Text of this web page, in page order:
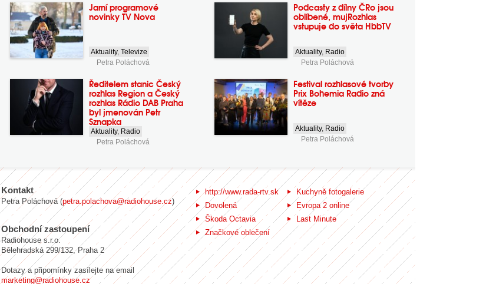
Jarní programové
novinky TV Nova
Aktuality,Televize
Petra Poláchová
Podcasty z dílny ČRo jsou
oblíbené, mujRozhlas
vstupuje do světa HbbTV
Aktuality, Radio
Petra Poláchová
Ředitelem stanic Český
rozhlas Region a Český
rozhlas Rádio DAB Praha
byl jmenován Petr
Sznapka
Aktuality, Radio
Petra Poláchová
Festival rozhlasové tvorby
Prix Bohemia Radio zná
vítěze
Aktuality, Radio
Petra Poláchová
Kontakt
Petra Poláchová (petra.polachova@radiohouse.cz)
Obchodní zastoupení
Radiohouse s.r.o.
Bělehradská 299/132, Praha 2
Dotazy a připomínky zasílejte na email
marketing@radiohouse.cz
http://www.rada-rtv.sk
Kuchyně fotogalerie
Dovolená
Evropa 2 online
Škoda Octavia
Last Minute
Značkové oblečení